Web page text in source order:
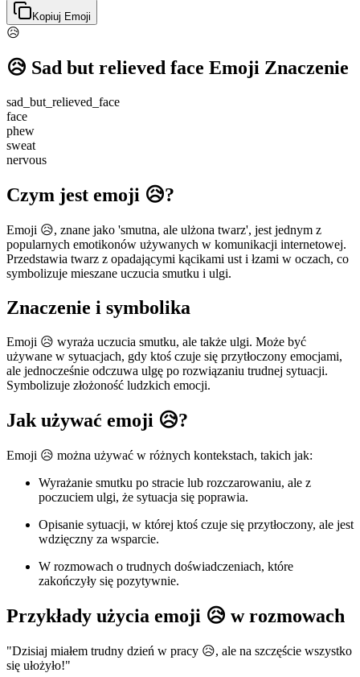
Kopiuj Emoji
😥
😥 Sad but relieved face Emoji Znaczenie
sad_but_relieved_face
face
phew
sweat
nervous
Czym jest emoji 😥?
Emoji 😥, znane jako 'smutna, ale ulżona twarz', jest jednym z
popularnych emotikonów używanych w komunikacji internetowej.
Przedstawia twarz z opadającymi kącikami ust i łzami w oczach, co
symbolizuje mieszane uczucia smutku i ulgi.
Znaczenie i symbolika
Emoji 😥 wyraża uczucia smutku, ale także ulgi. Może być
używane w sytuacjach, gdy ktoś czuje się przytłoczony emocjami,
ale jednocześnie odczuwa ulgę po rozwiązaniu trudnej sytuacji.
Symbolizuje złożoność ludzkich emocji.
Jak używać emoji 😥?
Emoji 😥 można używać w różnych kontekstach, takich jak:
Wyrażanie smutku po stracie lub rozczarowaniu, ale z
poczuciem ulgi, że sytuacja się poprawia.
Opisanie sytuacji, w której ktoś czuje się przytłoczony, ale jest
wdzięczny za wsparcie.
W rozmowach o trudnych doświadczeniach, które
zakończyły się pozytywnie.
Przykłady użycia emoji 😥 w rozmowach
"Dzisiaj miałem trudny dzień w pracy 😥, ale na szczęście wszystko
się ułożyło!"